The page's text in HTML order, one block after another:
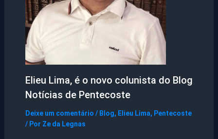
Elieu Lima, é o novo colunista do Blog
Notícias de Pentecoste
Deixe um comentário / Blog, Elieu Lima, Pentecoste
/ Por Ze da Legnas